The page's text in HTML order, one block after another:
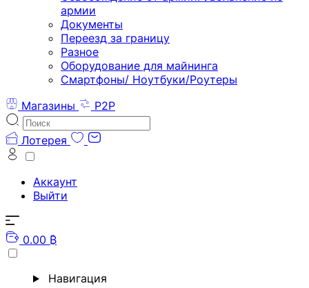
армии
Документы
Переезд за границу
Разное
Оборудование для майнинга
Смартфоны/ Ноутбуки/Роутеры
Магазины
P2P
Лотерея
Аккаунт
Выйти
0.00 ₿
Навигация